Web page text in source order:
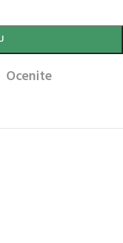
Ocenite